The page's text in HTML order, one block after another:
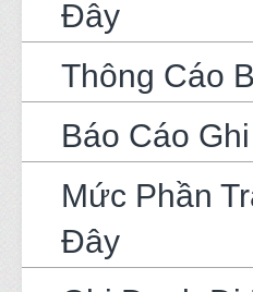
Đây
Thông Cáo
Báo Cáo
Mức Phần
Đây